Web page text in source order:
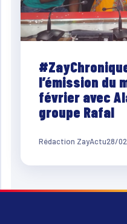
l’émission du
février avec
groupe Rafal
Rédaction ZayActu28/02